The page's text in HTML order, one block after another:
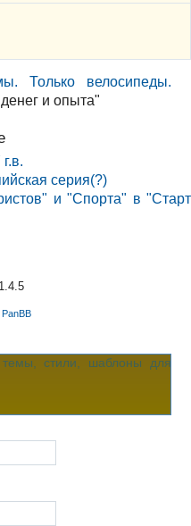
Только велосипеды.
и опыта"
серия(?)
и "Спорта" в "Старт
1.4.5
PanBB